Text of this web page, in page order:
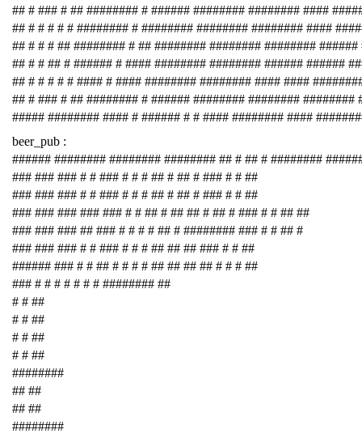
## # ### # ## ######## # ###### ######## ######## ####
## # # # # # ######## # ######## ######## ######## ####
## # # # ## ######## # ## ######## ######## ######## ######
## # # ## # ###### # #### ######## ######## ###### ######
## # # # # # #### # #### ######## ######## #### ####
## # ### # ## ######## # ###### ######## ######## ########
##### ######## #### # ###### # # #### ######## ####
beer_pub :
###### ######## ######## ######## ## # ## # ########
### ### ### # # ### # # # ## # ## # ### # # ##
### ### ### # # ### # # # ## # ## # ### # # ##
### ### ### ### ### # # ## # ## ## # ## # ### # # ## ##
### ### ### ## ### # # # # ## # ######## ### # # ## #
### ### ### # # ### # # # ## ## ## ### # # ##
###### ### # # ## # # # # ## ## ## ## # # # ##
### # # # # # # # ######## ##
# # ##
# # ##
# # ##
# # ##
########
## ##
## ##
########